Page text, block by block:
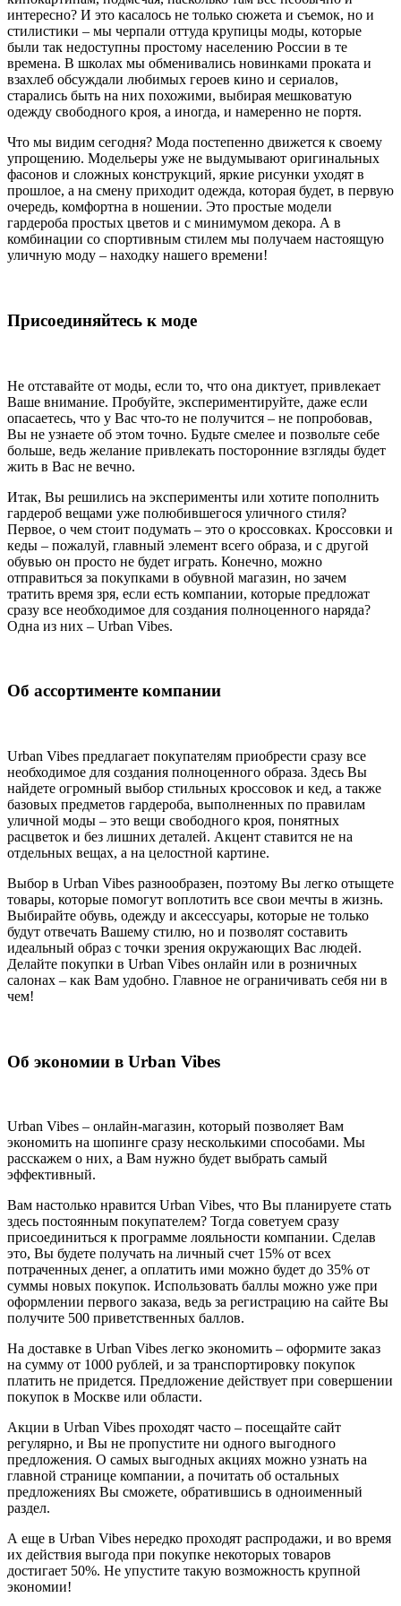
интересно? И это касалось не только сюжета и съемок, но и
стилистики – мы черпали оттуда крупицы моды, которые
были так недоступны простому населению России в те
времена. В школах мы обменивались новинками проката и
взахлеб обсуждали любимых героев кино и сериалов,
старались быть на них похожими, выбирая мешковатую
одежду свободного кроя, а иногда, и намеренно не портя.
Что мы видим сегодня? Мода постепенно движется к своему
упрощению. Модельеры уже не выдумывают оригинальных
фасонов и сложных конструкций, яркие рисунки уходят в
прошлое, а на смену приходит одежда, которая будет, в первую
очередь, комфортна в ношении. Это простые модели
гардероба простых цветов и с минимумом декора. А в
комбинации со спортивным стилем мы получаем настоящую
уличную моду – находку нашего времени!
Присоединяйтесь к моде
Не отставайте от моды, если то, что она диктует, привлекает
Ваше внимание. Пробуйте, экспериментируйте, даже если
опасаетесь, что у Вас что-то не получится – не попробовав,
Вы не узнаете об этом точно. Будьте смелее и позвольте себе
больше, ведь желание привлекать посторонние взгляды будет
жить в Вас не вечно.
Итак, Вы решились на эксперименты или хотите пополнить
гардероб вещами уже полюбившегося уличного стиля?
Первое, о чем стоит подумать – это о кроссовках. Кроссовки и
кеды – пожалуй, главный элемент всего образа, и с другой
обувью он просто не будет играть. Конечно, можно
отправиться за покупками в обувной магазин, но зачем
тратить время зря, если есть компании, которые предложат
сразу все необходимое для создания полноценного наряда?
Одна из них – Urban Vibes.
Об ассортименте компании
Urban Vibes предлагает покупателям приобрести сразу все
необходимое для создания полноценного образа. Здесь Вы
найдете огромный выбор стильных кроссовок и кед, а также
базовых предметов гардероба, выполненных по правилам
уличной моды – это вещи свободного кроя, понятных
расцветок и без лишних деталей. Акцент ставится не на
отдельных вещах, а на целостной картине.
Выбор в Urban Vibes разнообразен, поэтому Вы легко отыщете
товары, которые помогут воплотить все свои мечты в жизнь.
Выбирайте обувь, одежду и аксессуары, которые не только
будут отвечать Вашему стилю, но и позволят составить
идеальный образ с точки зрения окружающих Вас людей.
Делайте покупки в Urban Vibes онлайн или в розничных
салонах – как Вам удобно. Главное не ограничивать себя ни в
чем!
Об экономии в Urban Vibes
Urban Vibes – онлайн-магазин, который позволяет Вам
экономить на шопинге сразу несколькими способами. Мы
расскажем о них, а Вам нужно будет выбрать самый
эффективный.
Вам настолько нравится Urban Vibes, что Вы планируете стать
здесь постоянным покупателем? Тогда советуем сразу
присоединиться к программе лояльности компании. Сделав
это, Вы будете получать на личный счет 15% от всех
потраченных денег, а оплатить ими можно будет до 35% от
суммы новых покупок. Использовать баллы можно уже при
оформлении первого заказа, ведь за регистрацию на сайте Вы
получите 500 приветственных баллов.
На доставке в Urban Vibes легко экономить – оформите заказ
на сумму от 1000 рублей, и за транспортировку покупок
платить не придется. Предложение действует при совершении
покупок в Москве или области.
Акции в Urban Vibes проходят часто – посещайте сайт
регулярно, и Вы не пропустите ни одного выгодного
предложения. О самых выгодных акциях можно узнать на
главной странице компании, а почитать об остальных
предложениях Вы сможете, обратившись в одноименный
раздел.
А еще в Urban Vibes нередко проходят распродажи, и во время
их действия выгода при покупке некоторых товаров
достигает 50%. Не упустите такую возможность крупной
экономии!